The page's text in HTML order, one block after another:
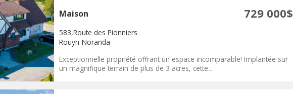
Maison 729 000$
583,Route des Pionniers
Rouyn-Noranda
Exceptionnelle propriété offrant un espace incomparable! Implantée sur
un magnifique terrain de plus de 3 acres, cette...